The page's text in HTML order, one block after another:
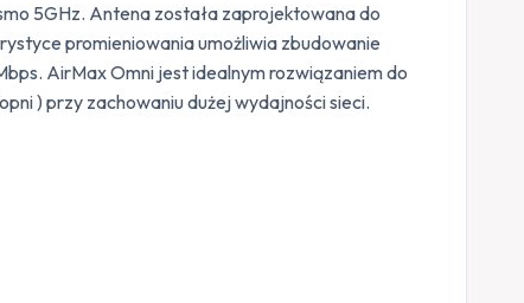
5GHz. Antena została zaprojektowana do
promieniowania umożliwia zbudowanie
AirMax Omni jest idealnym rozwiązaniem do
) przy zachowaniu dużej wydajności sieci.